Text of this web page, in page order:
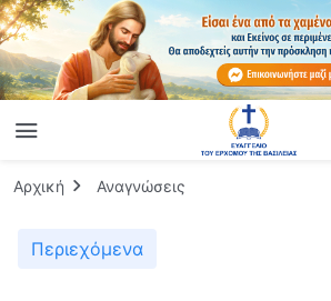
Αρχική Αναγνώσεις
Περιεχόμενα